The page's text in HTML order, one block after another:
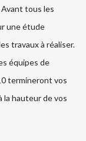
tous les
une étude
travaux à réaliser.
équipes de
termineront vos
hauteur de vos